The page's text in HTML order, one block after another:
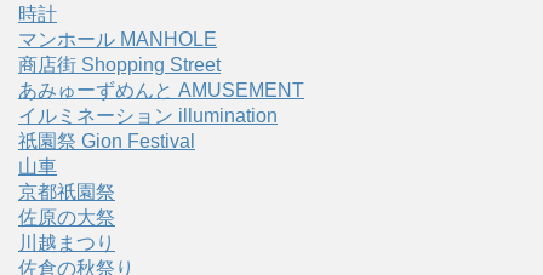
時計
マンホール MANHOLE
商店街 Shopping Street
あみゅーずめんと AMUSEMENT
イルミネーション illumination
祇園祭 Gion Festival
山車
京都祇園祭
佐原の大祭
川越まつり
佐倉の秋祭り